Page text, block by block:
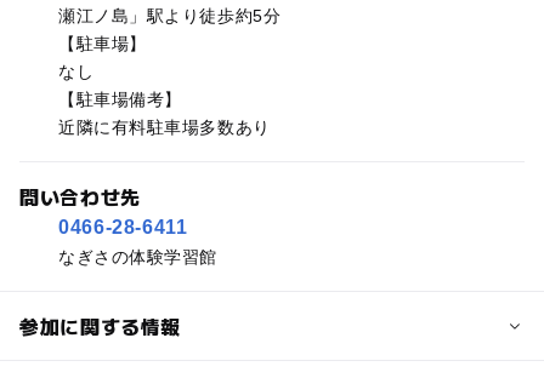
瀬江ノ島」駅より徒歩約5分
【駐車場】
なし
【駐車場備考】
近隣に有料駐車場多数あり
問い合わせ先
0466-28-6411
なぎさの体験学習館
参加に関する情報